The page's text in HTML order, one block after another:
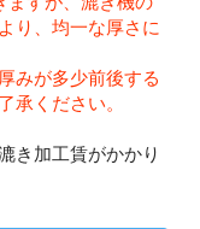
り、均一な厚さに
みが多少前後する
承ください。
き加工賃がかかり